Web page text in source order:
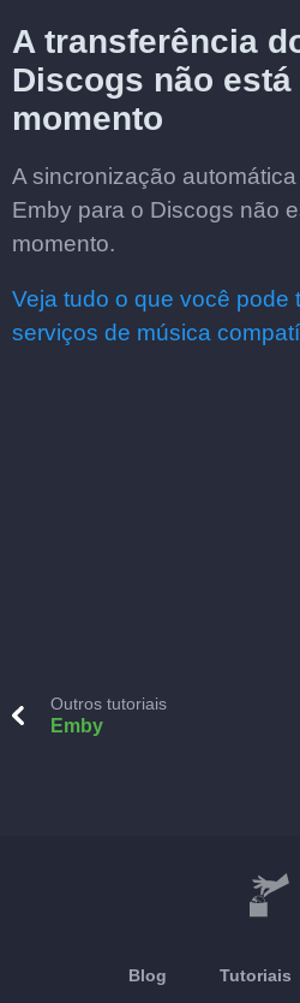
A transferência
Discogs não
momento
A sincronização
Emby para o Discogs não
momento.
Veja tudo o que você pode
serviços de música
Outros tutoriais
Emby
Blog Tutoriais